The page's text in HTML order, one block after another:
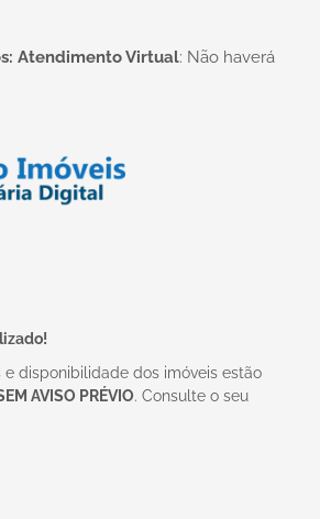
Atendimento Virtual: Não haverá
e disponibilidade dos imóveis estão
AVISO PRÉVIO. Consulte o seu